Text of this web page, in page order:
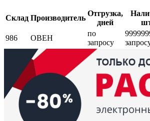
Склад Производитель
Отгрузка,
дней
986 ОВЕН
по
запросу